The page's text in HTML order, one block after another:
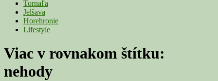
Tornaľa
Jelšava
Horehronie
Lifestyle
Viac v rovnakom štítku:
nehody